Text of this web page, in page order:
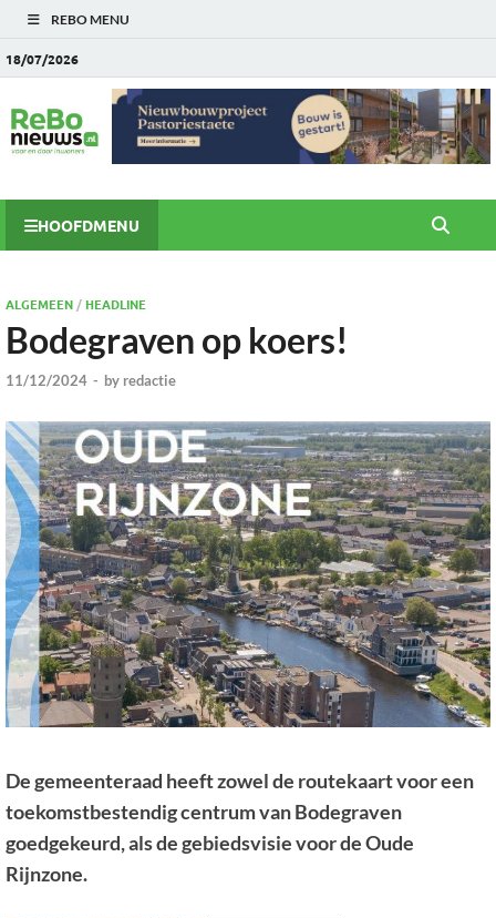
REBO MENU
18/07/2026
HOOFDMENU
ALGEMEEN/ HEADLINE
Bodegraven op koers!
11/12/2024 - by redactie
De gemeenteraad heeft zowel de routekaart voor een
toekomstbestendig centrum van Bodegraven
goedgekeurd, als de gebiedsvisie voor de Oude
Rijnzone.